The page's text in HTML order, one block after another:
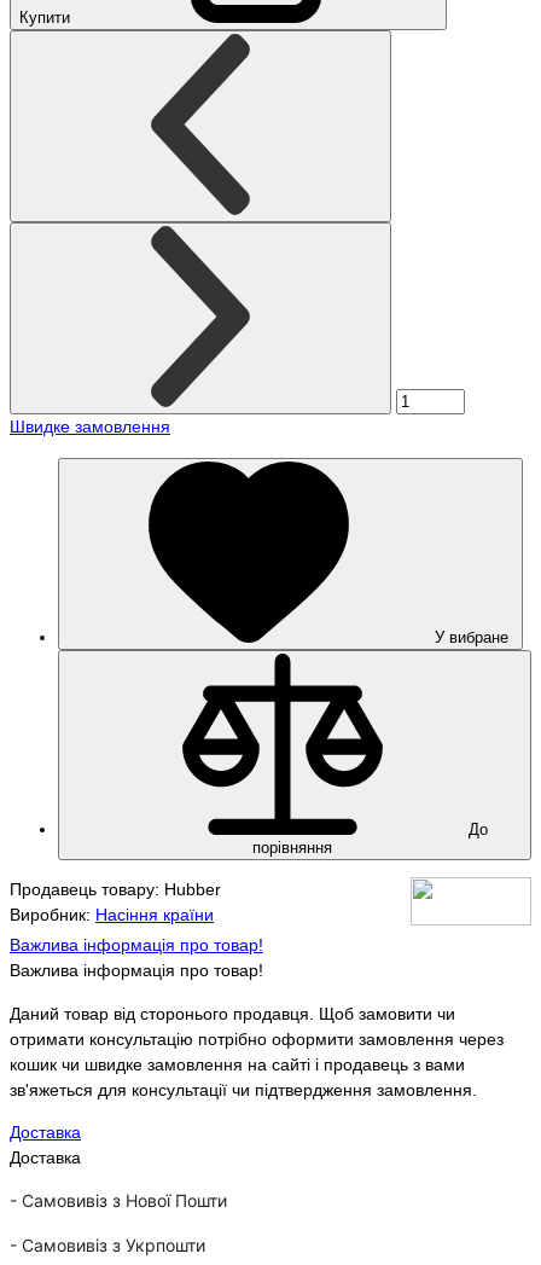
Купити
Швидке замовлення
У вибране
До
порівняння
Продавець товару: Hubber
Виробник: Насіння країни
Важлива інформація про товар!
Важлива інформація про товар!
Даний товар від сторонього продавця. Щоб замовити чи
отримати консультацію потрібно оформити замовлення через
кошик чи швидке замовлення на сайті і продавець з вами
зв'яжеться для консультації чи підтвердження замовлення.
Доставка
Доставка
- Самовивіз з Нової Пошти
- Самовивіз з Укрпошти